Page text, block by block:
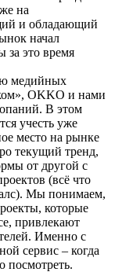
на
и обладающий
начал
за это время
медийных
OKKO и нами
В этом
учесть уже
место на рынке
текущий тренд,
от другой с
(всё что
Мы понимаем,
которые
привлекают
Именно с
сервис – когда
посмотреть.